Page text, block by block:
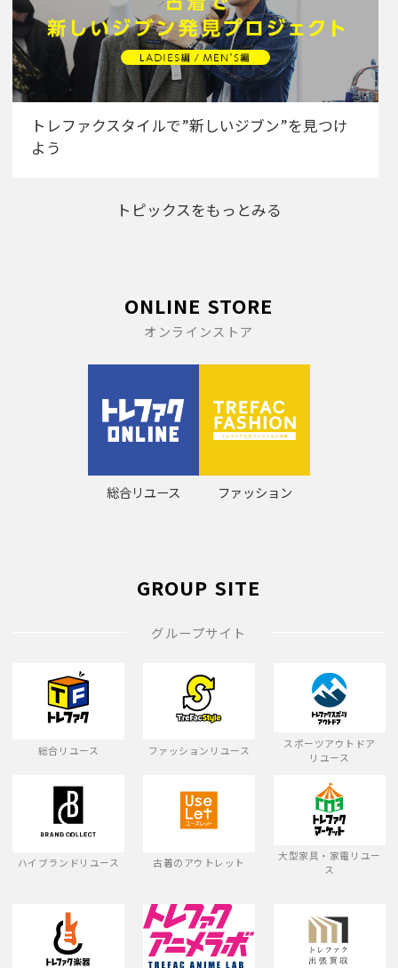
トレファクスタイルで”新しいジブン”を見つけ
よう
トピックスをもっとみる
ONLINE STORE
オンラインストア
総合リユース ファッション
GROUP SITE
グループサイト
総合リユース ファッションリユース
スポーツアウトドア
リユース
ハイブランドリユース 古着のアウトレット
大型家具・家電リユー
ス